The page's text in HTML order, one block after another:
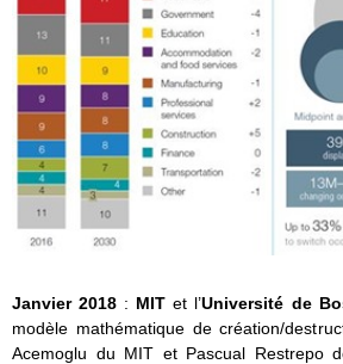
Janvier 2018 : MITet l’Université de
modèle mathématique de création/
Acemoglu du MIT et Pascual Restrepo